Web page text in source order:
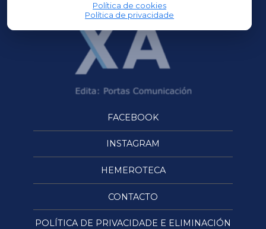
Política de cookies
Política de privacidade
FACEBOOK
INSTAGRAM
HEMEROTECA
CONTACTO
POLÍTICA DE PRIVACIDADE E ELIMINACIÓN